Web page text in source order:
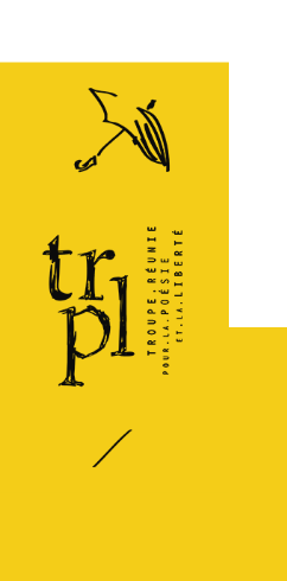
TRPL -
Théâtre
des
Pays de
la
Loire